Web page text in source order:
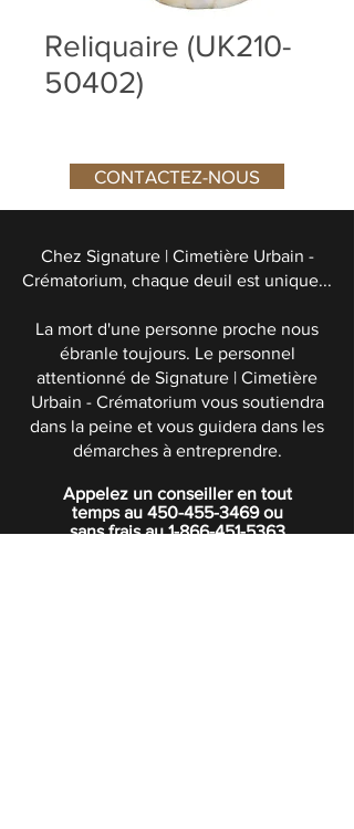
Reliquaire (UK210-
50402)
CONTACTEZ-NOUS
Chez Signature | Cimetière Urbain -
Crématorium, chaque deuil est unique...
La mort d'une personne proche nous
ébranle toujours. Le personnel
attentionné de Signature | Cimetière
Urbain - Crématorium vous soutiendra
dans la peine et vous guidera dans les
démarches à entreprendre.
Appelez un conseiller en tout
temps au 450-455-3469ou
sans frais au1-866-451-5363